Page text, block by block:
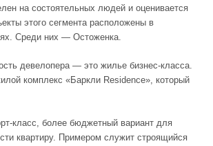
на состоятельных людей и оценивается
этого сегмента расположены в
Среди них — Остоженка.
девелопера — это жилье бизнес-класса.
комплекс «Баркли Residence», который
класс, более бюджетный вариант для
квартиру. Примером служит строящийся